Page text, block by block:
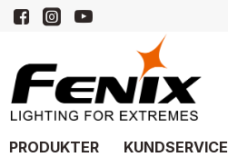
PRODUKTER KUNDSERVICE